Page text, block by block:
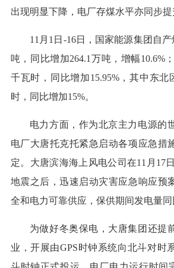
出现明显下降，电厂存煤水平亦同步提
11月1日-16日，国家能源集团自产
吨，同比增加264.1万吨，增幅10.6%
千瓦时，同比增加15.95%，其中东北
时，同比增加15%。
电力方面，作为北京主力电源的
电厂大唐托克托紧急启动各项应急措
定。大唐滨海海上风电公司在11月17
地震之后，迅速启动灾害应急响应预
全和电力可靠供应，保供期间发电量同
为做好冬奥保电，大唐集团还提
业，开展由GPS时钟系统向北斗对时